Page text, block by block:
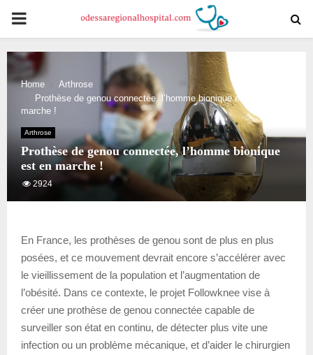
PRIMARY
MENU
Home
Arthrose
Prothèse de genou connectée, l’homme bionique est en
marche !
Arthrose
Prothèse de genou connectée, l’homme bionique
est en marche !
2924
En France, les prothèses de genou sont de plus en plus
posées, et ce mouvement devrait encore s’accélérer avec
le vieillissement de la population et l’augmentation de
l’obésité. Dans ce contexte, le projet Followknee vise à
créer une prothèse de genou connectée capable de
surveiller son état en continu, de détecter plus vite une
infection ou un problème mécanique, et d’aider le chirurgien